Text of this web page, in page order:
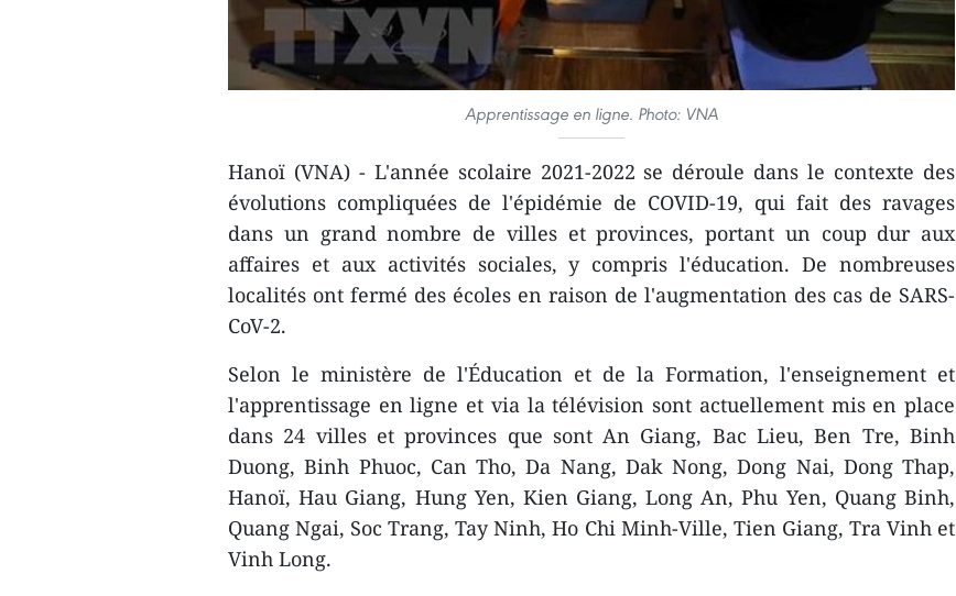
Apprentissage en ligne. Photo: VNA
Hanoï (VNA) - L'année scolaire 2021-2022 se déroule dans le contexte des
évolutions compliquées de l'épidémie de COVID-19, qui fait des ravages
dans un grand nombre de villes et provinces, portant un coup dur aux
affaires et aux activités sociales, y compris l'éducation. De nombreuses
localités ont fermé des écoles en raison de l'augmentation des cas de SARS-
CoV-2.
Selon le ministère de l'Éducation et de la Formation, l'enseignement et
l'apprentissage en ligne et via la télévision sont actuellement mis en place
dans 24 villes et provinces que sont An Giang, Bac Lieu, Ben Tre, Binh
Duong, Binh Phuoc, Can Tho, Da Nang, Dak Nong, Dong Nai, Dong Thap,
Hanoï, Hau Giang, Hung Yen, Kien Giang, Long An, Phu Yen, Quang Binh,
Quang Ngai, Soc Trang, Tay Ninh, Ho Chi Minh-Ville, Tien Giang, Tra Vinh et
Vinh Long.